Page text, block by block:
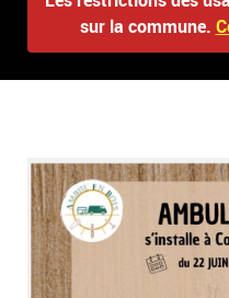
sur la commune.